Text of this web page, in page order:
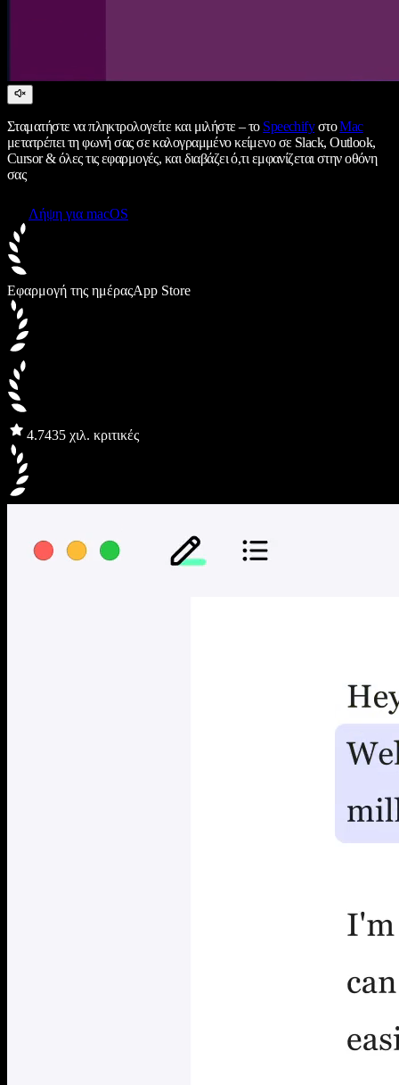
Σταματήστε να πληκτρολογείτε και μιλήστε – το SpeechifyστοMac
μετατρέπει τη φωνή σας σε καλογραμμένο κείμενο σε Slack, Outlook,
Cursor & όλες τις εφαρμογές, και διαβάζει ό,τι εμφανίζεται στην οθόνη
σας
Λήψη για macOS
Εφαρμογή της ημέραςApp Store
4.7435 χιλ. κριτικές